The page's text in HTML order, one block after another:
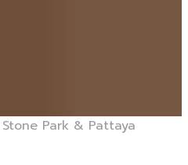
Park & Pattaya